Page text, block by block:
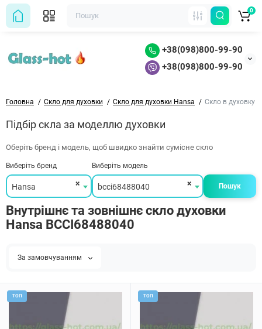
+38(098)800-99-90
+38(098)800-99-90
0
Головна Скло для духовки Скло для духовки Hansa Скло в духовку
Підбір скла за моделлю духовки
Оберіть бренд і модель, щоб швидко знайти сумісне скло
Виберіть бренд
×
Hansa
Виберіть модель
×
bcci68488040 Пошук
Внутрішнє та зовнішнє скло духовки
Hansa BCCI68488040
За замовчуванням
ТОП ТОП